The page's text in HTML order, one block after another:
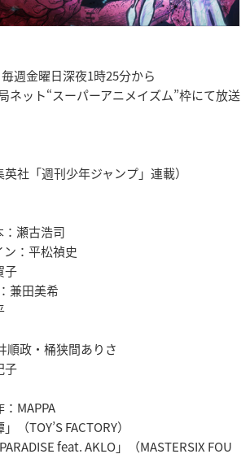
週金曜日深夜1時25分から
ネット“スーパーアニメイズム”枠にて放送
社「週刊少年ジャンプ」連載）
瀬古浩司
：平松禎史
子
兼田美希
順政・桶狭間ありさ
子
MAPPA
」（TOY’S FACTORY）
feat. AKLO」（MASTERSIX FOU